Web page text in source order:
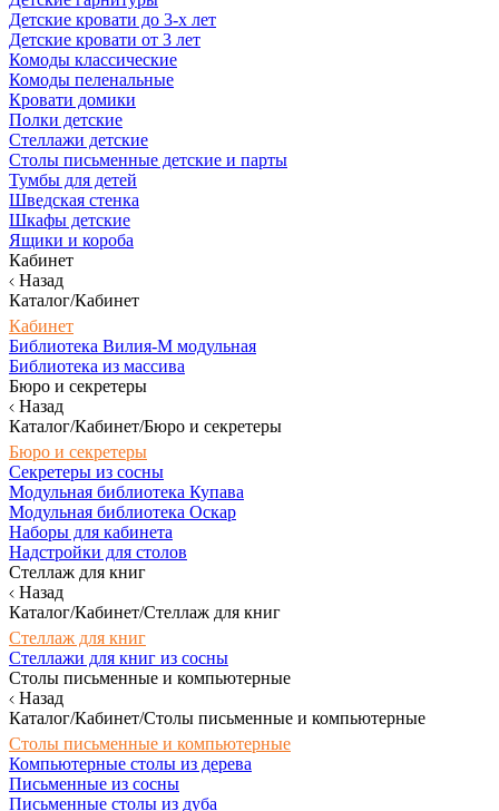
Детские кровати до 3-х лет
Детские кровати от 3 лет
Комоды классические
Комоды пеленальные
Кровати домики
Полки детские
Стеллажи детские
Столы письменные детские и парты
Тумбы для детей
Шведская стенка
Шкафы детские
Ящики и короба
Кабинет
Назад
Каталог/Кабинет
Кабинет
Библиотека Вилия-М модульная
Библиотека из массива
Бюро и секретеры
Назад
Каталог/Кабинет/Бюро и секретеры
Бюро и секретеры
Секретеры из сосны
Модульная библиотека Купава
Модульная библиотека Оскар
Наборы для кабинета
Надстройки для столов
Стеллаж для книг
Назад
Каталог/Кабинет/Стеллаж для книг
Стеллаж для книг
Стеллажи для книг из сосны
Столы письменные и компьютерные
Назад
Каталог/Кабинет/Столы письменные и компьютерные
Столы письменные и компьютерные
Компьютерные столы из дерева
Письменные из сосны
Письменные столы из дуба